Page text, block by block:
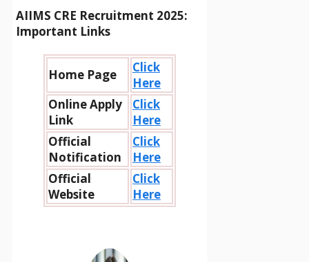
AIIMS CRE Recruitment 2025:
Important Links
Home Page
Click
Here
Online Apply
Link
Click
Here
Official
Notification
Click
Here
Official
Website
Click
Here